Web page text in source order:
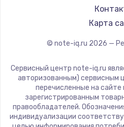
LG
ZTE
Карта
© note-iq.ru 2026 —
Сервисный центр note-iq.ru
авторизованным) сервисным
перечисленные на
зарегистрированным
правообладателей.
индивидуализации